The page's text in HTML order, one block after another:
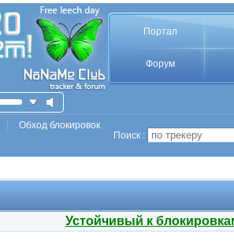
Портал
Форум
Обход блокировок
Поиск :
Устойчивый к